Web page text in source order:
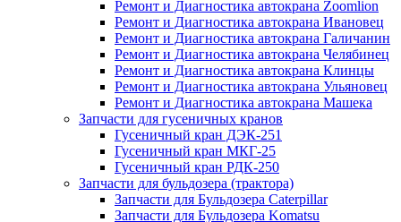
Ремонт и Диагностика автокрана Zoomlion
Ремонт и Диагностика автокрана Ивановец
Ремонт и Диагностика автокрана Галичанин
Ремонт и Диагностика автокрана Челябинец
Ремонт и Диагностика автокрана Клинцы
Ремонт и Диагностика автокрана Ульяновец
Ремонт и Диагностика автокрана Машека
Запчасти для гусеничных кранов
Гусеничный кран ДЭК-251
Гусеничный кран МКГ-25
Гусеничный кран РДК-250
Запчасти для бульдозера (трактора)
Запчасти для Бульдозера Caterpillar
Запчасти для Бульдозера Komatsu